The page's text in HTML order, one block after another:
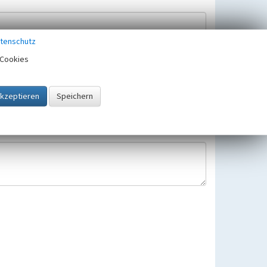
gespeichert und verwendet.
gültigen Europäischen